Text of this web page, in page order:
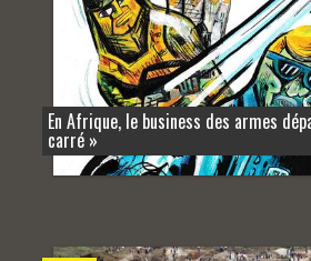
En Afrique, le business des armes
carré »